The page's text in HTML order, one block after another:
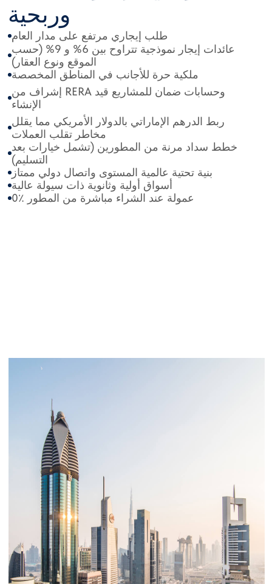
وفر في الضرائب
0%
لا ضريبة أرباح رأس المال عند إعادة
البيع (للأفراد)
0%
لا ضريبة دخل شخصي على
عوائد الإيجار
الإقامة من خلال التملك العقاري